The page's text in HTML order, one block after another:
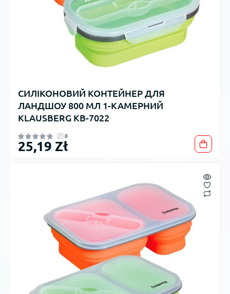
СИЛІКОНОВИЙ КОНТЕЙНЕР ДЛЯ
ЛАНДШОУ 800 МЛ 1-КАМЕРНИЙ
KLAUSBERG KB-7022
0
25,19 Zł